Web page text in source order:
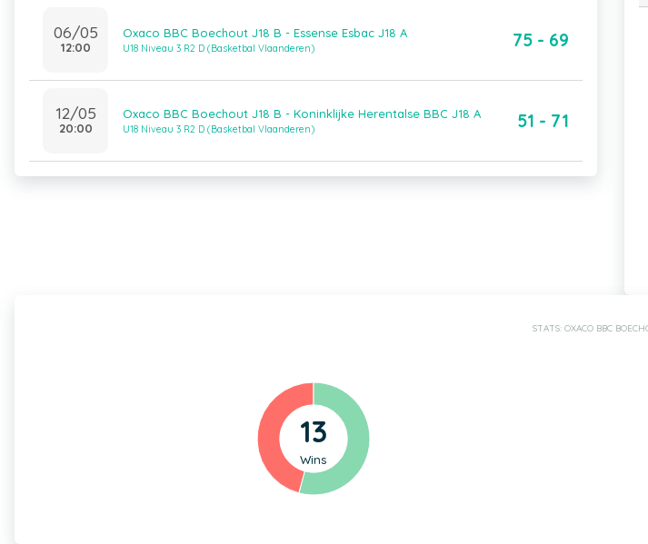
06/05
12:00
Oxaco BBC Boechout J18 B - Essense Esbac J18 A
U18 Niveau 3 R2 D (Basketbal Vlaanderen) 75 - 69
12/05
20:00
Oxaco BBC Boechout J18 B - Koninklijke Herentalse BBC J18 A
U18 Niveau 3 R2 D (Basketbal Vlaanderen) 51 - 71
STATS: OXACO BBC
13
Wins